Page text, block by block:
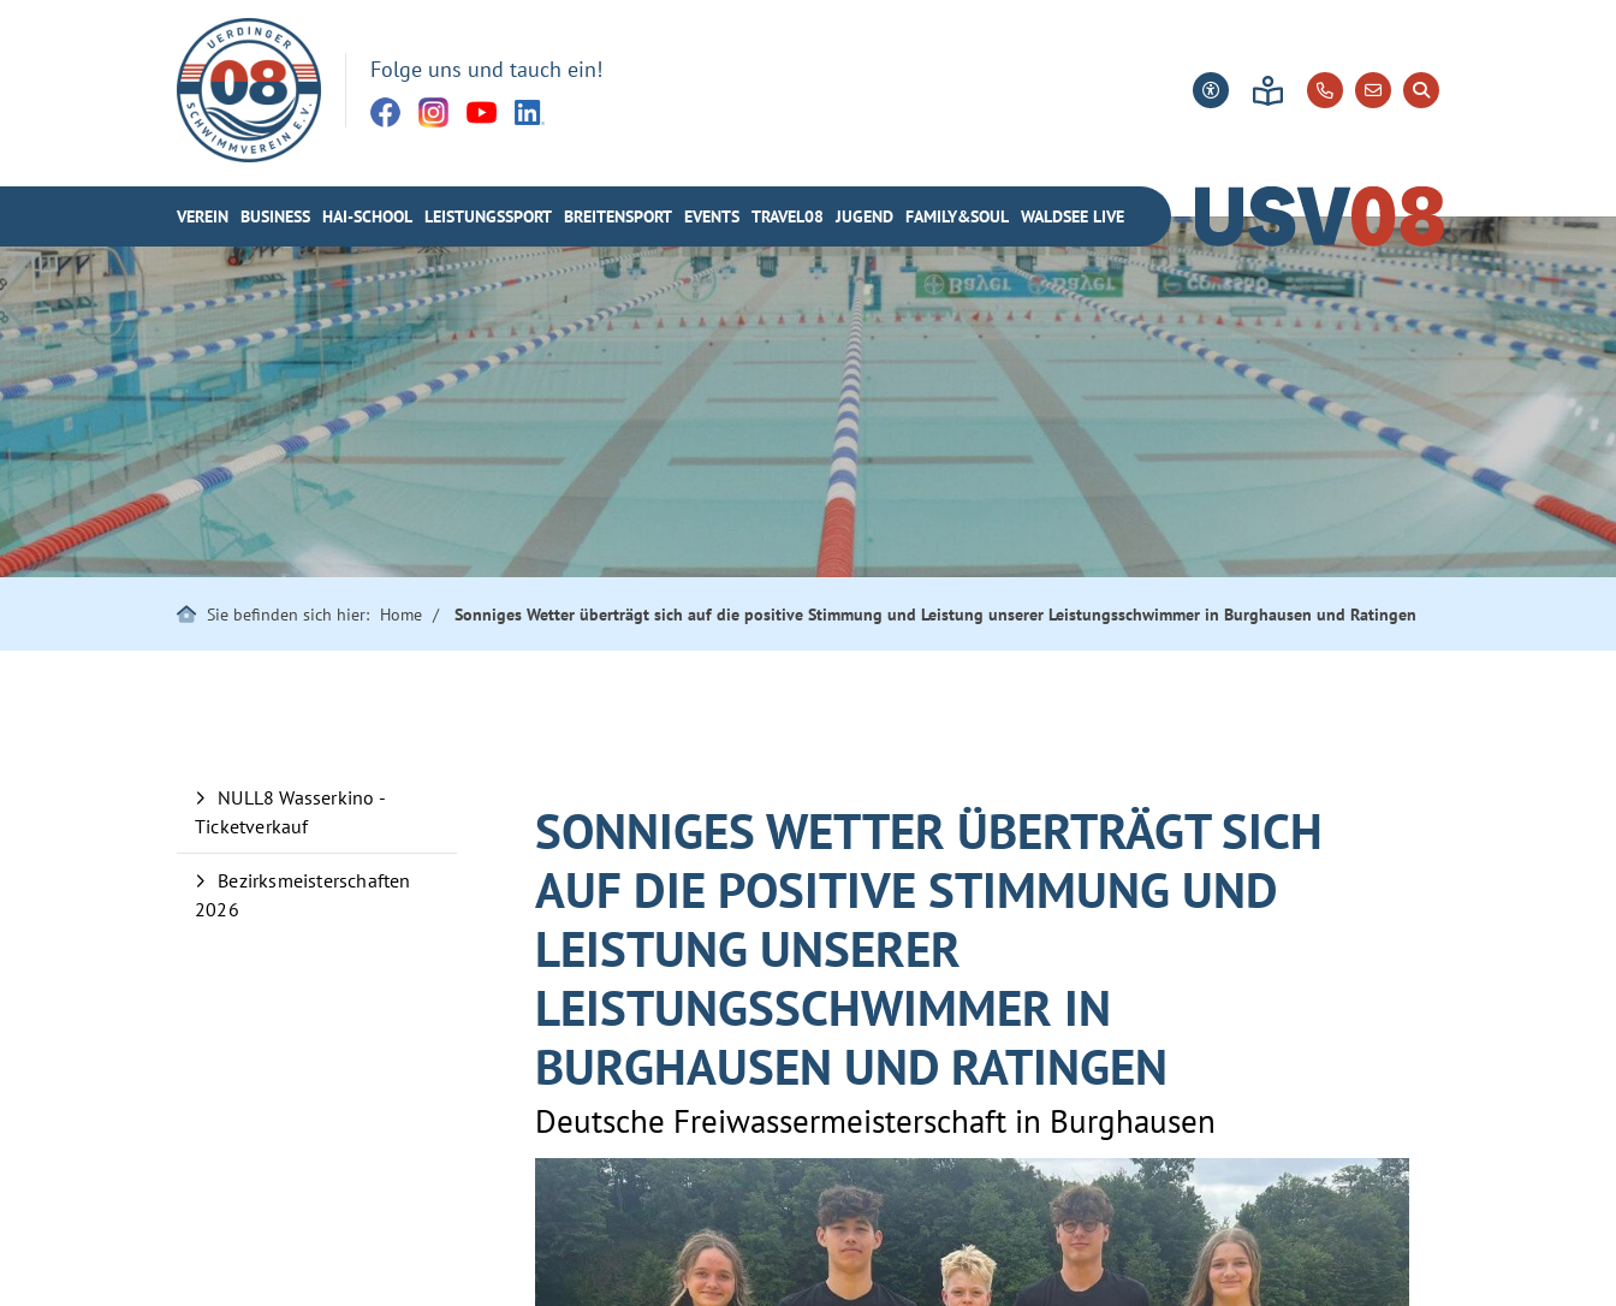
Folge uns und tauch ein!
VEREIN BUSINESS HAI-SCHOOL LEISTUNGSSPORT BREITENSPORT EVENTS TRAVEL08 JUGEND FAMILY&SOUL WALDSEE LIVE
Sie befinden sich hier: Home Sonniges Wetter überträgt sich auf die positive Stimmung und Leistung unserer Leistungsschwimmer in Burghausen und Ratingen
SONNIGES WETTER ÜBERTRÄGT SICH
AUF DIE POSITIVE STIMMUNG UND
LEISTUNG UNSERER
LEISTUNGSSCHWIMMER IN
BURGHAUSEN UND RATINGEN
Deutsche Freiwassermeisterschaft in Burghausen
NULL8 Wasserkino -
Ticketverkauf
Bezirksmeisterschaften
2026